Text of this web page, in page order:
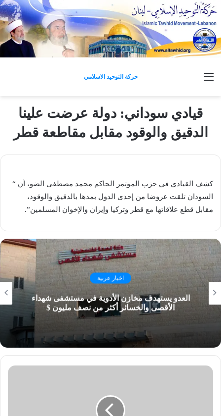
حركة التوحيد الاسلامي القائمة
قيادي سوداني: دولة عرضت علينا
الدقيق والوقود مقابل مقاطعة قطر
كشف القيادي في ​حزب المؤتمر​ الحاكم محمد مصطفى الضو، أن “​
السودان​ تلقت عروضا من إحدى الدول بمدها بالدقيق و​الوقود​،
مقابل قطع علاقاتها مع قطر و​تركيا​ و​إيران​ و​الإخوان المسلمين​”.
اخبار عربية
العدو يستهدف مخازن الأدوية في مستشفى شهداء
الأقصى والخسائر أكثر من نصف مليون $